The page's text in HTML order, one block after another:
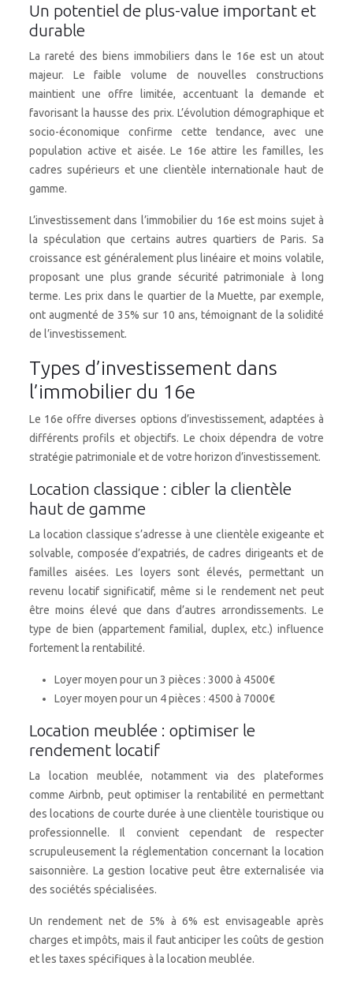
Un potentiel de plus-value important et
durable
La rareté des biens immobiliers dans le 16e est un atout
majeur. Le faible volume de nouvelles constructions
maintient une offre limitée, accentuant la demande et
favorisant la hausse des prix. L’évolution démographique et
socio-économique confirme cette tendance, avec une
population active et aisée. Le 16e attire les familles, les
cadres supérieurs et une clientèle internationale haut de
gamme.
L’investissement dans l’immobilier du 16e est moins sujet à
la spéculation que certains autres quartiers de Paris. Sa
croissance est généralement plus linéaire et moins volatile,
proposant une plus grande sécurité patrimoniale à long
terme. Les prix dans le quartier de la Muette, par exemple,
ont augmenté de 35% sur 10 ans, témoignant de la solidité
de l’investissement.
Types d’investissement dans
l’immobilier du 16e
Le 16e offre diverses options d’investissement, adaptées à
différents profils et objectifs. Le choix dépendra de votre
stratégie patrimoniale et de votre horizon d’investissement.
Location classique : cibler la clientèle
haut de gamme
La location classique s’adresse à une clientèle exigeante et
solvable, composée d’expatriés, de cadres dirigeants et de
familles aisées. Les loyers sont élevés, permettant un
revenu locatif significatif, même si le rendement net peut
être moins élevé que dans d’autres arrondissements. Le
type de bien (appartement familial, duplex, etc.) influence
fortement la rentabilité.
Loyer moyen pour un 3 pièces : 3000 à 4500€
Loyer moyen pour un 4 pièces : 4500 à 7000€
Location meublée : optimiser le
rendement locatif
La location meublée, notamment via des plateformes
comme Airbnb, peut optimiser la rentabilité en permettant
des locations de courte durée à une clientèle touristique ou
professionnelle. Il convient cependant de respecter
scrupuleusement la réglementation concernant la location
saisonnière. La gestion locative peut être externalisée via
des sociétés spécialisées.
Un rendement net de 5% à 6% est envisageable après
charges et impôts, mais il faut anticiper les coûts de gestion
et les taxes spécifiques à la location meublée.